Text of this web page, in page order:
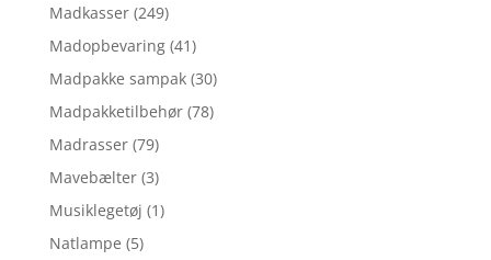
Madkasser (249)
Madopbevaring (41)
Madpakke sampak (30)
Madpakketilbehør (78)
Madrasser (79)
Mavebælter (3)
Musiklegetøj (1)
Natlampe (5)